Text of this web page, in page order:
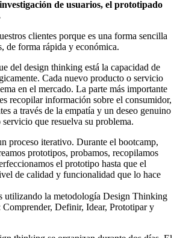
de usuarios, el prototipado
clientes porque es una forma sencilla
de forma rápida y económica.
del design thinking está la capacidad de
Cada nuevo producto o servicio
en el mercado. La parte más importante
recopilar información sobre el consumidor,
a través de la empatía y un deseo genuino
que resuelva su problema.
proceso iterativo. Durante el bootcamp,
prototipos, probamos, recopilamos
el prototipo hasta que el
de calidad y funcionalidad que lo hace
utilizando la metodología Design Thinking
Comprender, Definir, Idear, Prototipar y